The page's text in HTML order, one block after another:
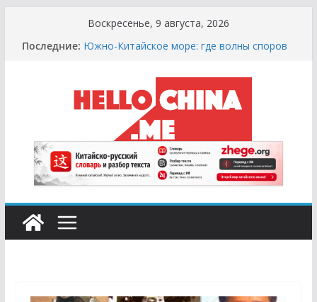
содержимому
Воскресенье, 9 августа, 2026
Последние: Южно-Китайское море: где волны споров
Сырная Лихорадка: Как Найти Настоящий
Сыр в Китае и не Купить «Пластиковый»
Аналог
Охота за Черным Хлебом: Путеводитель
по Русским и Европейским Пекарням в
Китае
Молочный Кризис: Почему в Китае не
Найти Творог, Сметану и Кефир (и Где
Искать Спасение?)
Счастливые Числа и Продукты-Табу: